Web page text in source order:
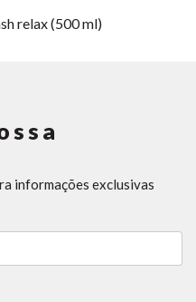
relax (500 ml)
informações exclusivas